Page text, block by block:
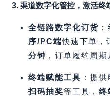
3. 渠道数字化管控，激活终
全链路数字化订货
序/PC端快速下单，
分钟 ，订单履约周期
终端赋能工具 ​：提供
扫码抽奖等工具，​ 终